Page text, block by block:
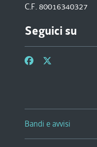
C.F. 80016340327
Seguici su
Bandi e avvisi